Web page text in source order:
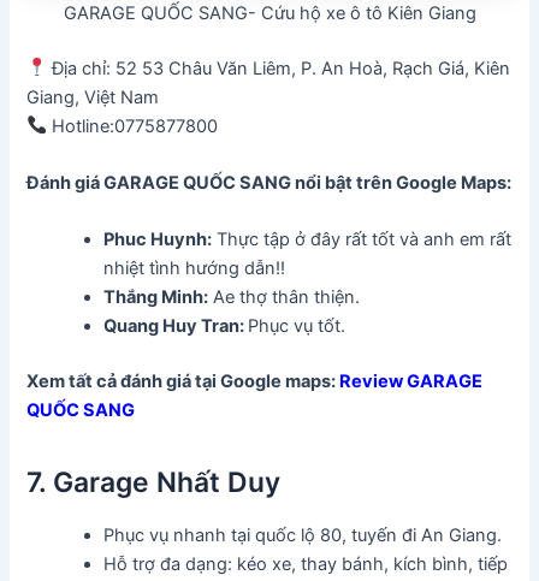
GARAGE QUỐC SANG- Cứu hộ xe ô tô Kiên Giang
Địa chỉ: 52 53 Châu Văn Liêm, P. An Hoà, Rạch Giá, Kiên
Giang, Việt Nam
Hotline:0775877800
Đánh giá GARAGE QUỐC SANGnổi bật trên Google Maps:
Phuc Huynh: Thực tập ở đây rất tốt và anh em rất
nhiệt tình hướng dẫn!!
Thắng Minh: Ae thợ thân thiện.
Quang Huy Tran: Phục vụ tốt.
Xem tất cả đánh giá tại Google maps: ReviewGARAGE
QUỐC SANG
7. Garage Nhất Duy
Phục vụ nhanh tại quốc lộ 80, tuyến đi An Giang.
Hỗ trợ đa dạng: kéo xe, thay bánh, kích bình, tiếp